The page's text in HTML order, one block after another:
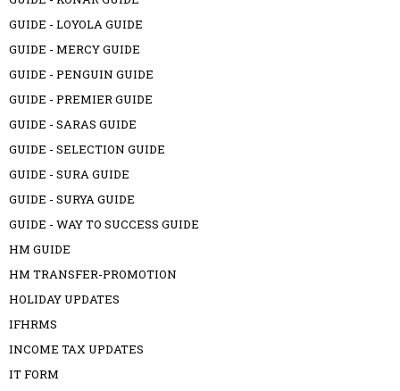
GUIDE - LOYOLA GUIDE
GUIDE - MERCY GUIDE
GUIDE - PENGUIN GUIDE
GUIDE - PREMIER GUIDE
GUIDE - SARAS GUIDE
GUIDE - SELECTION GUIDE
GUIDE - SURA GUIDE
GUIDE - SURYA GUIDE
GUIDE - WAY TO SUCCESS GUIDE
HM GUIDE
HM TRANSFER-PROMOTION
HOLIDAY UPDATES
IFHRMS
INCOME TAX UPDATES
IT FORM